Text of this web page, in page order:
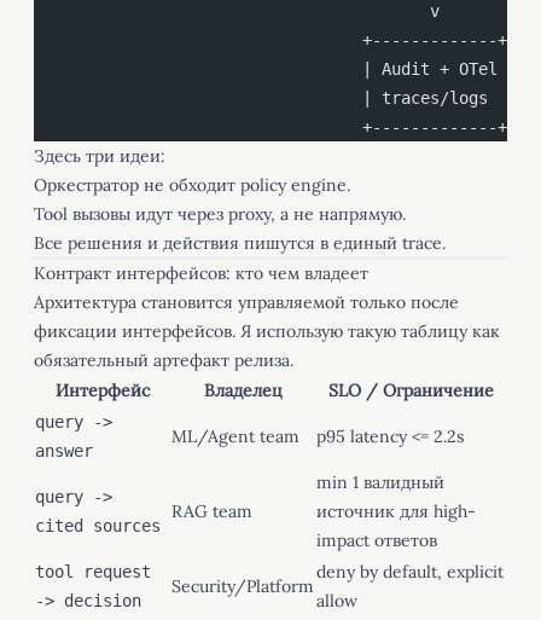
                                         v
                                  +-------------+
                                  | Audit + OTel |
                                  | traces/logs  |
                                  +-------------+
Здесь три идеи:
Оркестратор не обходит policy engine.
Tool вызовы идут через proxy, а не напрямую.
Все решения и действия пишутся в единый trace.
Контракт интерфейсов: кто чем владеет
Архитектура становится управляемой только после
фиксации интерфейсов. Я использую такую таблицу как
обязательный артефакт релиза.
Интерфейс
Владелец SLO / Ограничение
query ->
answer
ML/Agent team p95 latency <= 2.2s
query ->
cited sources
RAG team
min 1 валидный
источник для high-
impact ответов
tool request
-> decision
Security/Platform
deny by default, explicit
allow